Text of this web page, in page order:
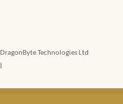
Technologies Ltd.